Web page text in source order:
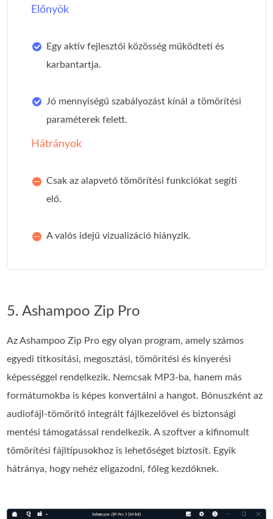
Előnyök
Egy aktív fejlesztői közösség működteti és
karbantartja.
Jó mennyiségű szabályozást kínál a tömörítési
paraméterek felett.
Hátrányok
Csak az alapvető tömörítési funkciókat segíti
elő.
A valós idejű vizualizáció hiányzik.
5. Ashampoo Zip Pro
Az Ashampoo Zip Pro egy olyan program, amely számos
egyedi titkosítási, megosztási, tömörítési és kinyerési
képességgel rendelkezik. Nemcsak MP3-ba, hanem más
formátumokba is képes konvertálni a hangot. Bónuszként az
audiofájl-tömörítő integrált fájlkezelővel és biztonsági
mentési támogatással rendelkezik. A szoftver a kifinomult
tömörítési fájltípusokhoz is lehetőséget biztosít. Egyik
hátránya, hogy nehéz eligazodni, főleg kezdőknek.